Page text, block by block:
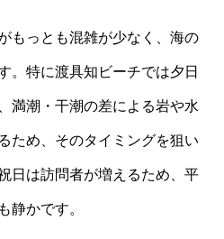
もっとも混雑が少なく、海の
。特に渡具知ビーチでは夕日
満潮・干潮の差による岩や水
ため、そのタイミングを狙い
日は訪問者が増えるため、平
静かです。